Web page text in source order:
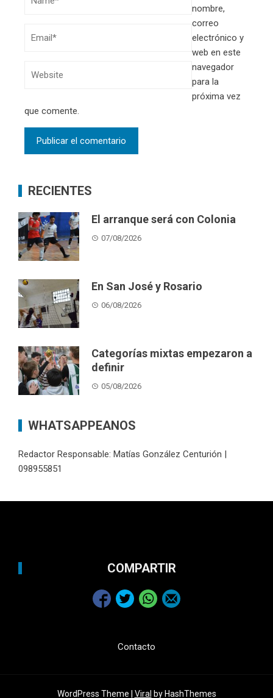
nombre,
correo
electrónico y
web en este
navegador
para la
próxima vez
que comente.
RECIENTES
El arranque será con Colonia
07/08/2026
En San José y Rosario
06/08/2026
Categorías mixtas empezaron a
definir
05/08/2026
WHATSAPPEANOS
Redactor Responsable: Matías González Centurión |
098955851
COMPARTIR
Contacto
WordPress Theme | Viral by HashThemes